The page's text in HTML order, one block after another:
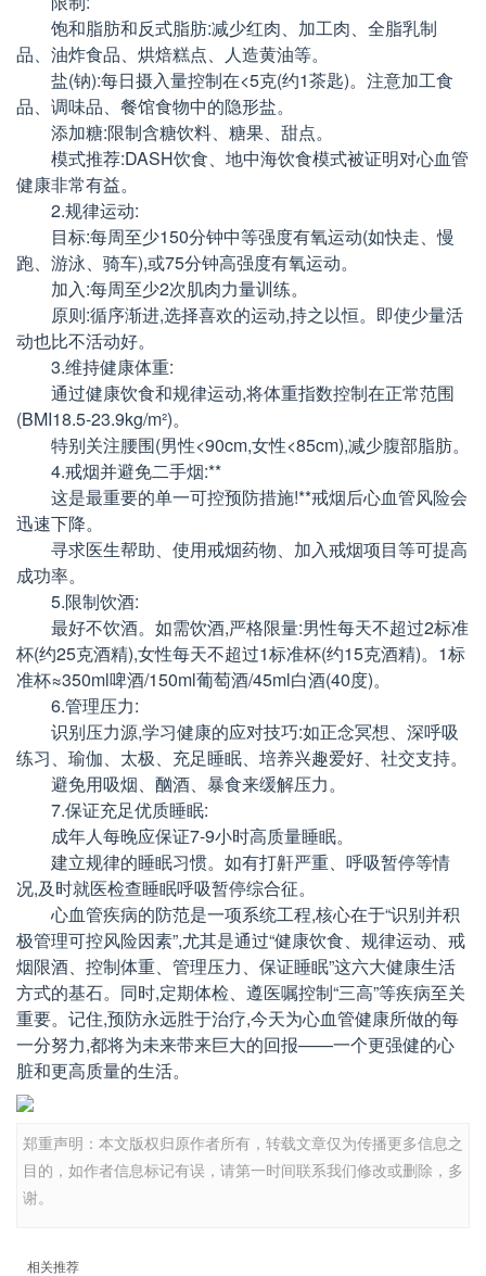
饱和脂肪和反式脂肪:减少红肉、加工肉、全脂乳制
品、油炸食品、烘焙糕点、人造黄油等。
盐(钠):每日摄入量控制在<5克(约1茶匙)。注意加工食
品、调味品、餐馆食物中的隐形盐。
添加糖:限制含糖饮料、糖果、甜点。
模式推荐:DASH饮食、地中海饮食模式被证明对心血管
健康非常有益。
2.规律运动:
目标:每周至少150分钟中等强度有氧运动(如快走、慢
跑、游泳、骑车),或75分钟高强度有氧运动。
加入:每周至少2次肌肉力量训练。
原则:循序渐进,选择喜欢的运动,持之以恒。即使少量活
动也比不活动好。
3.维持健康体重:
通过健康饮食和规律运动,将体重指数控制在正常范围
(BMI18.5-23.9kg/m²)。
特别关注腰围(男性<90cm,女性<85cm),减少腹部脂肪。
4.戒烟并避免二手烟:**
这是最重要的单一可控预防措施!**戒烟后心血管风险会
迅速下降。
寻求医生帮助、使用戒烟药物、加入戒烟项目等可提高
成功率。
5.限制饮酒:
最好不饮酒。如需饮酒,严格限量:男性每天不超过2标准
杯(约25克酒精),女性每天不超过1标准杯(约15克酒精)。1标
准杯≈350ml啤酒/150ml葡萄酒/45ml白酒(40度)。
6.管理压力:
识别压力源,学习健康的应对技巧:如正念冥想、深呼吸
练习、瑜伽、太极、充足睡眠、培养兴趣爱好、社交支持。
避免用吸烟、酗酒、暴食来缓解压力。
7.保证充足优质睡眠:
成年人每晚应保证7-9小时高质量睡眠。
建立规律的睡眠习惯。如有打鼾严重、呼吸暂停等情
况,及时就医检查睡眠呼吸暂停综合征。
心血管疾病的防范是一项系统工程,核心在于“识别并积
极管理可控风险因素”,尤其是通过“健康饮食、规律运动、戒
烟限酒、控制体重、管理压力、保证睡眠”这六大健康生活
方式的基石。同时,定期体检、遵医嘱控制“三高”等疾病至关
重要。记住,预防永远胜于治疗,今天为心血管健康所做的每
一分努力,都将为未来带来巨大的回报——一个更强健的心
脏和更高质量的生活。
郑重声明：本文版权归原作者所有，转载文章仅为传播更多信息之
目的，如作者信息标记有误，请第一时间联系我们修改或删除，多
谢。
相关推荐